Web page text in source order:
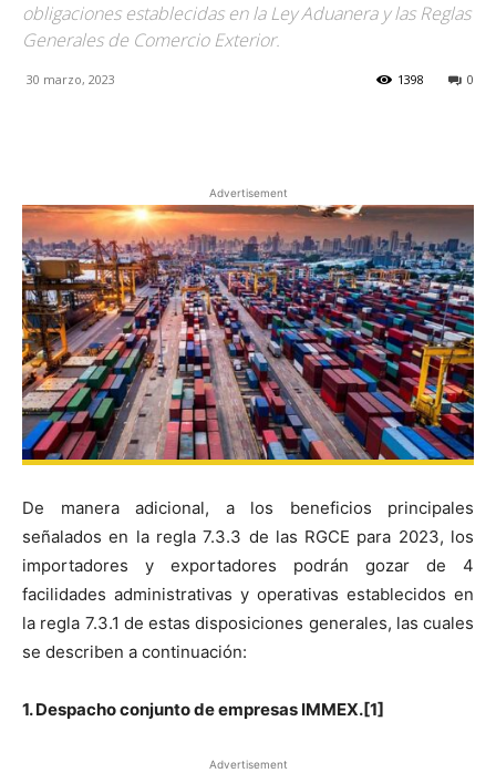
obligaciones establecidas en la Ley Aduanera y las Reglas
Generales de Comercio Exterior.
30 marzo, 2023 0
1398
Advertisement
De manera adicional, a los beneficios principales
señalados en la regla 7.3.3 de las RGCE para 2023, los
importadores y exportadores podrán gozar de 4
facilidades administrativas y operativas establecidos en
la regla 7.3.1 de estas disposiciones generales, las cuales
se describen a continuación:
1. Despacho conjunto de empresas IMMEX.[1]
Advertisement